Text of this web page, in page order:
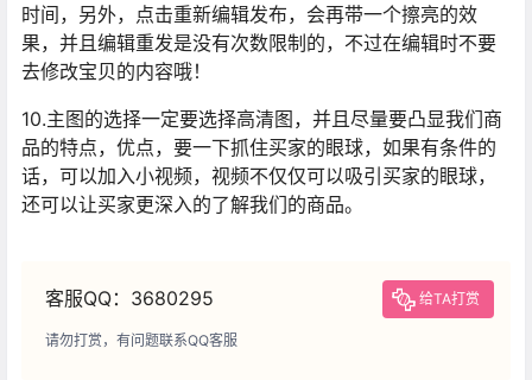
时间，另外，点击重新编辑发布，会再带一个擦亮的效
果，并且编辑重发是没有次数限制的，不过在编辑时不要
去修改宝贝的内容哦！
10.主图的选择一定要选择高清图，并且尽量要凸显我们商
品的特点，优点，要一下抓住买家的眼球，如果有条件的
话，可以加入小视频，视频不仅仅可以吸引买家的眼球，
还可以让买家更深入的了解我们的商品。
客服QQ：3680295 给TA打赏
请勿打赏，有问题联系QQ客服